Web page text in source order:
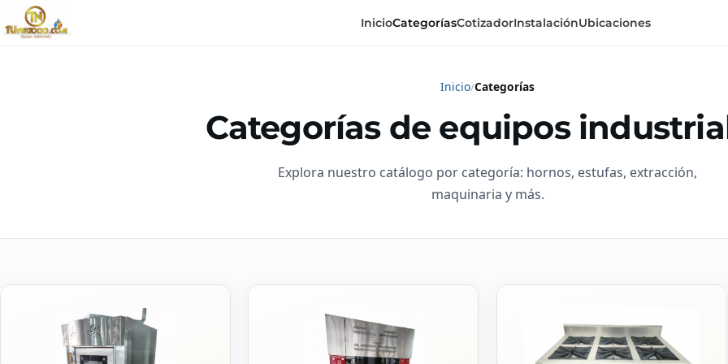
InicioCategoríasCotizadorInstalaciónUbicaciones
Inicio Categorías
Categorías de equipos
Explora nuestro catálogo por categoría: hornos, estufas, extracción,
maquinaria y más.